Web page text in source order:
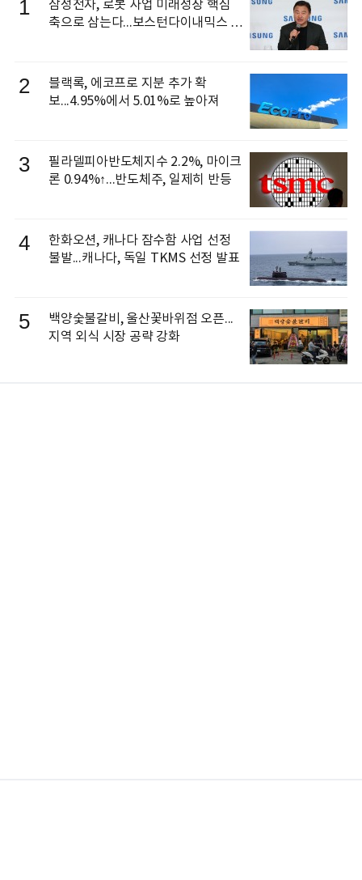
1
삼성전자, 로봇 사업 미래성장 핵심
축으로 삼는다...보스턴다이내믹스 출
2
블랙록, 에코프로 지분 추가 확
보...4.95%에서 5.01%로 높아져
3
필라델피아반도체지수 2.2%, 마이크
론 0.94%↑...반도체주, 일제히 반등
4
한화오션, 캐나다 잠수함 사업 선정
불발...캐나다, 독일 TKMS 선정 발표
5
백양숯불갈비, 울산꽃바위점 오픈...
지역 외식 시장 공략 강화